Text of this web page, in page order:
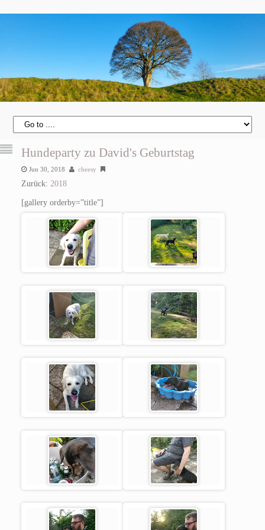
Hundeparty zu David's Geburtstag
Jun 30, 2018 cheesy
Zurück: 2018
[gallery orderby=”title”]